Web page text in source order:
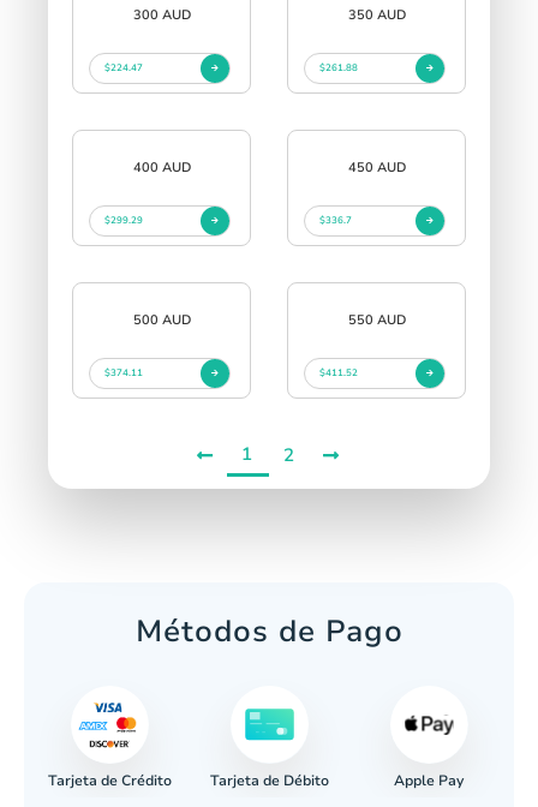
300 AUD
$224.47
350 AUD
$261.88
400 AUD
$299.29
450 AUD
$336.7
500 AUD
$374.11
550 AUD
$411.52
1 2
Métodos de Pago
Tarjeta de Crédito Tarjeta de Débito Apple Pay